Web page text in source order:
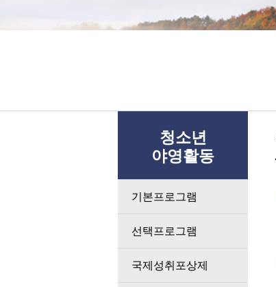
청소년
야영활동
기본프로그램
선택프로그램
국제성취포상제